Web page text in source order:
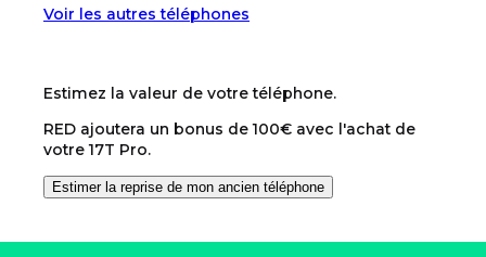
Voir les autres téléphones
Estimez la valeur de votre téléphone.
RED ajoutera un bonus de 100€ avec l'achat de
votre 17T Pro.
Estimer la reprise de mon ancien téléphone